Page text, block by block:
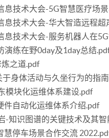
息技术大会-5G智慧医疗场
息技术大会-华大智造远程超
息技术大会-服务机器人在
演练在野0day及1day总结
之道.pdf
身体活动与久坐行为的指
模块化运维体系建设.pdf
件自动化运维体系介绍.pdf
-知识图谱的关键技术及其智
慧停车场景合作交流